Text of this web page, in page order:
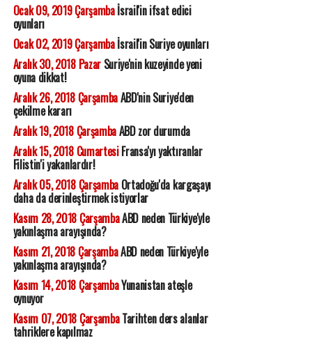
Ocak 09, 2019 Çarşambaİsrail'in ifsat edici
oyunları
Ocak 02, 2019 Çarşambaİsrail'in Suriye oyunları
Aralık 30, 2018 PazarSuriye'nin kuzeyinde yeni
oyuna dikkat!
Aralık 26, 2018 ÇarşambaABD'nin Suriye'den
çekilme kararı
Aralık 19, 2018 ÇarşambaABD zor durumda
Aralık 15, 2018 CumartesiFransa'yı yaktıranlar
Filistin'i yakanlardır!
Aralık 05, 2018 ÇarşambaOrtadoğu'da kargaşayı
daha da derinleştirmek istiyorlar
Kasım 28, 2018 ÇarşambaABD neden Türkiye'yle
yakınlaşma arayışında?
Kasım 21, 2018 ÇarşambaABD neden Türkiye'yle
yakınlaşma arayışında?
Kasım 14, 2018 ÇarşambaYunanistan ateşle
oynuyor
Kasım 07, 2018 ÇarşambaTarihten ders alanlar
tahriklere kapılmaz